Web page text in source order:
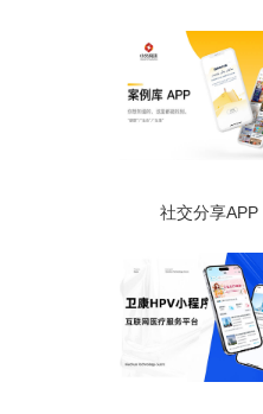
社交分享APP